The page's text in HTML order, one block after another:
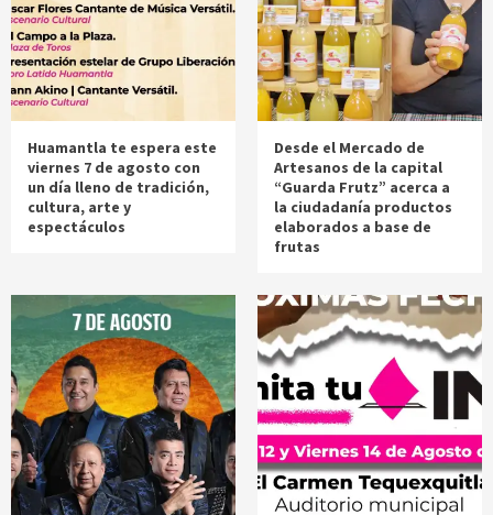
Huamantla te espera este
viernes 7 de agosto con
un día lleno de tradición,
cultura, arte y
espectáculos
Desde el Mercado de
Artesanos de la capital
“Guarda Frutz” acerca a
la ciudadanía productos
elaborados a base de
frutas